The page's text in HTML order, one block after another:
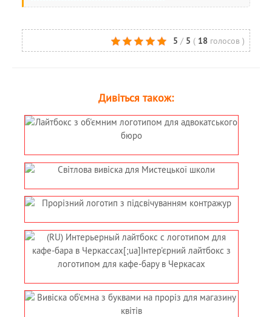
5 / 5 ( 18 голосов)
Дивіться також: